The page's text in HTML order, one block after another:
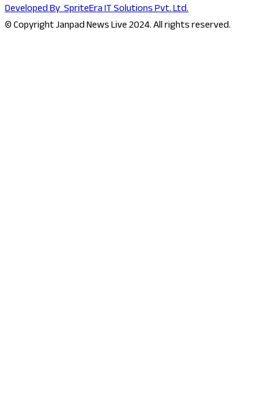
Developed BySpriteEra IT Solutions Pvt. Ltd.
© Copyright Janpad News Live 2024. All rights reserved.